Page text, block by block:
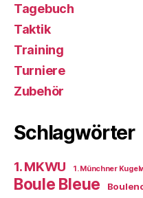
Tagebuch
Taktik
Training
Turniere
Zubehör
Schlagwörter
1. MKWU 1. Münchner
Boule Bleue